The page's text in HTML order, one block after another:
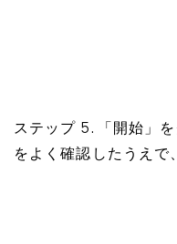
ステップ 5. 「開始」
をよく確認したうえで